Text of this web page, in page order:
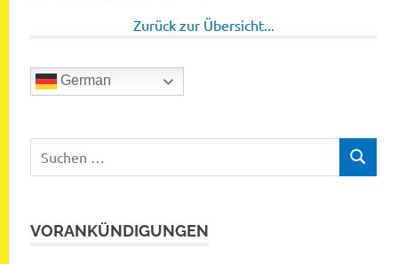
Zurück zur Übersicht...
German
nach:
SUCHEN
VORANKÜNDIGUNGEN